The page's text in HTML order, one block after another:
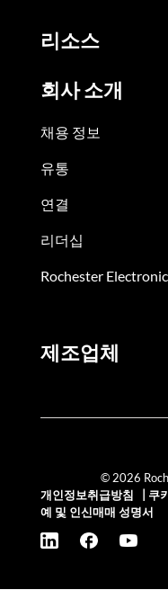
리소스
회사 소개
채용 정보
유통
연결
리더십
Rochester
제조업체
© 2026
개인정보취급방침
쿠
예 및 인신매매 성명서